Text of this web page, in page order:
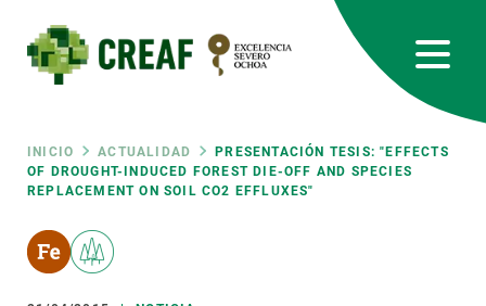
contenido
principal
Ruta
de
INICIO ACTUALIDAD
PRESENTACIÓN TESIS: "EFFECTS
OF DROUGHT-INDUCED FOREST DIE-OFF AND SPECIES
REPLACEMENT ON SOIL CO2 EFFLUXES"
RRSS
Featured
responsive